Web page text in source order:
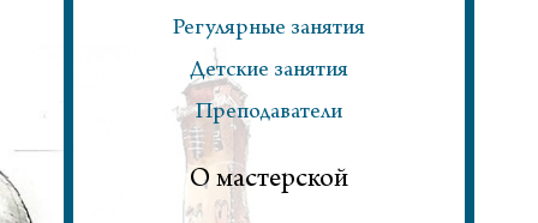
Регулярные занятия
Детские занятия
Преподаватели
О мастерской